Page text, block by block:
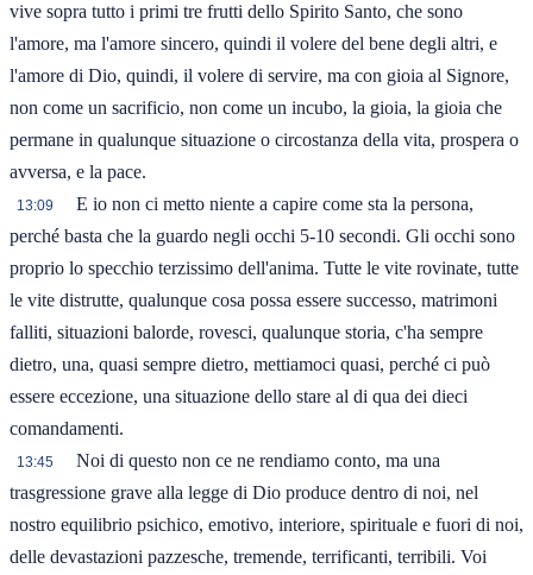
vive sopra tutto i primi tre frutti dello Spirito Santo, che sono
l'amore, ma l'amore sincero, quindi il volere del bene degli altri, e
l'amore di Dio, quindi, il volere di servire, ma con gioia al Signore,
non come un sacrificio, non come un incubo, la gioia, la gioia che
permane in qualunque situazione o circostanza della vita, prospera o
avversa, e la pace.
13:09
E io non ci metto niente a capire come sta la persona,
perché basta che la guardo negli occhi 5-10 secondi. Gli occhi sono
proprio lo specchio terzissimo dell'anima. Tutte le vite rovinate, tutte
le vite distrutte, qualunque cosa possa essere successo, matrimoni
falliti, situazioni balorde, rovesci, qualunque storia, c'ha sempre
dietro, una, quasi sempre dietro, mettiamoci quasi, perché ci può
essere eccezione, una situazione dello stare al di qua dei dieci
comandamenti.
13:45
Noi di questo non ce ne rendiamo conto, ma una
trasgressione grave alla legge di Dio produce dentro di noi, nel
nostro equilibrio psichico, emotivo, interiore, spirituale e fuori di noi,
delle devastazioni pazzesche, tremende, terrificanti, terribili. Voi